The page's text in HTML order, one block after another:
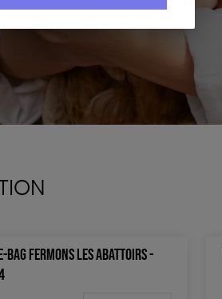
BAG FERMONS LES ABATTOIRS -